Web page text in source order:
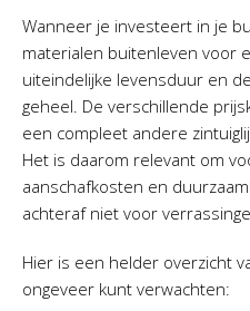
Wanneer je investeert in je
materialen buitenleven voor
uiteindelijke levensduur en
geheel. De verschillende
een compleet andere
Het is daarom relevant om
aanschafkosten en
achteraf niet voor
Hier is een helder overzicht
ongeveer kunt verwachten: